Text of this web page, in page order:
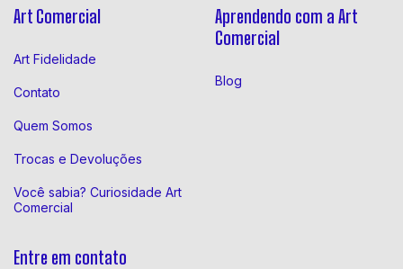
Art Comercial
Art Fidelidade
Contato
Quem Somos
Trocas e Devoluções
Você sabia? Curiosidade Art
Comercial
Aprendendo com a Art
Comercial
Blog
Entre em contato